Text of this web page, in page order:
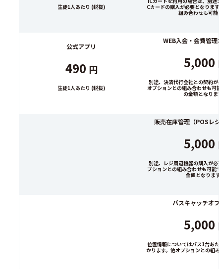
生徒1人あたり (税抜)
公式アプリ
490 円
生徒1人あたり (税抜)
Cカードの購入が必要となります
組み合わせも可能
WEB入会・会費管理
5,000
別途、決済代行会社との契約が
オプションとの組み合わせも可
の金額となりま
販売在庫管理（POSレ
5,000
別途、レジ周辺機器の購入が必
プションとの組み合わせも可能
金額となります
バスキャッチオプ
5,000
位置情報についてはバス1台あ
かります。他オプションとの組